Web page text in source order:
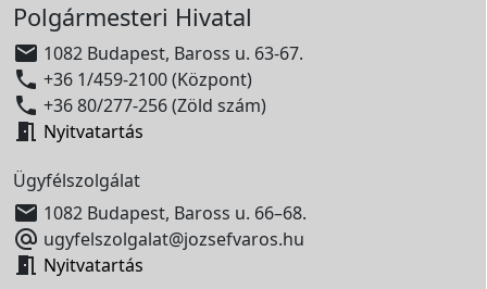
Polgármesteri Hivatal
 1082 Budapest, Baross u. 63-67.
 +36 1/459-2100 (Központ)
 +36 80/277-256 (Zöld szám)
 Nyitvatartás
Ügyfélszolgálat
 1082 Budapest, Baross u. 66–68.
 ugyfelszolgalat@jozsefvaros.hu
 Nyitvatartás